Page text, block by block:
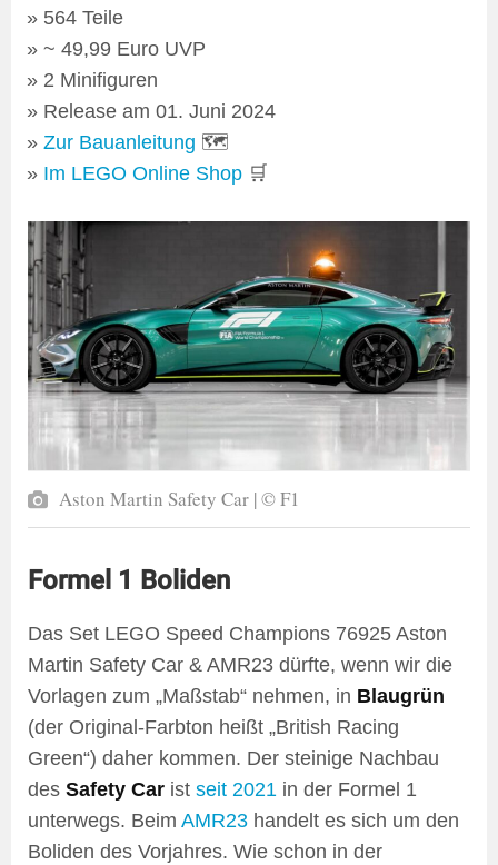
564 Teile
~ 49,99 Euro UVP
2 Minifiguren
Release am 01. Juni 2024
Zur Bauanleitung 🗺
Im LEGO Online Shop 🛒
Aston Martin Safety Car | © F1
Formel 1 Boliden
Das Set LEGO Speed Champions 76925 Aston
Martin Safety Car & AMR23 dürfte, wenn wir die
Vorlagen zum „Maßstab“ nehmen, in Blaugrün
(der Original-Farbton heißt „British Racing
Green“) daher kommen. Der steinige Nachbau
des Safety Car ist seit 2021 in der Formel 1
unterwegs. Beim AMR23 handelt es sich um den
Boliden des Vorjahres. Wie schon in der